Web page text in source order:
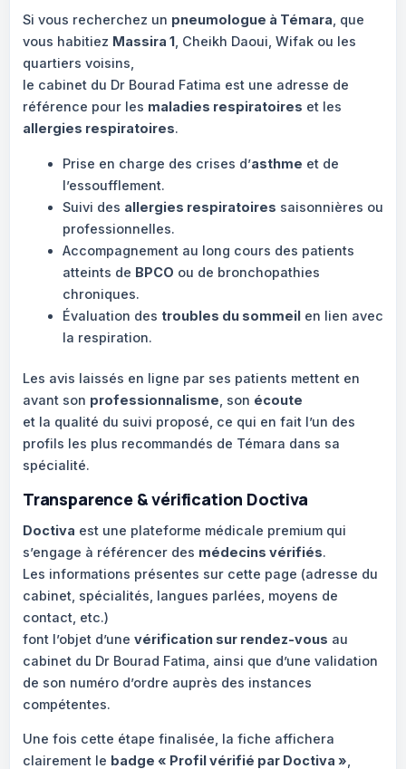
Si vous recherchez un pneumologue à Témara , que
vous habitiez Massira 1 , Cheikh Daoui, Wifak ou les
quartiers voisins,
le cabinet du Dr Bourad Fatima est une adresse de
référence pour les maladies respiratoires et les
allergies respiratoires.
Prise en charge des crises d’asthme et de
l’essoufflement.
Suivi des allergies respiratoires saisonnières ou
professionnelles.
Accompagnement au long cours des patients
atteints de BPCO ou de bronchopathies
chroniques.
Évaluation des troubles du sommeilen lien avec
la respiration.
Les avis laissés en ligne par ses patients mettent en
avant son professionnalisme , son écoute
et la qualité du suivi proposé, ce qui en fait l’un des
profils les plus recommandés de Témara dans sa
spécialité.
Transparence & vérification Doctiva
Doctiva est une plateforme médicale premium qui
s’engage à référencer des médecins vérifiés.
Les informations présentes sur cette page (adresse du
cabinet, spécialités, langues parlées, moyens de
contact, etc.)
font l’objet d’une vérification sur rendez-vous au
cabinet du Dr Bourad Fatima, ainsi que d’une validation
de son numéro d’ordre auprès des instances
compétentes.
Une fois cette étape finalisée, la fiche affichera
clairement le badge « Profil vérifié par Doctiva »